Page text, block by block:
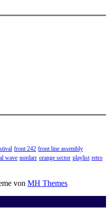
front 242 front line assembly
wave nordarr orange sector playlist retro
von MH Themes